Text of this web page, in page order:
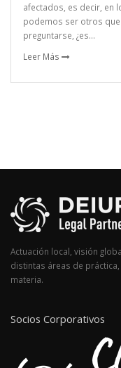
afectados, es decir, en
podemos ser otros
preguntarse, ¿es...
Leer Más
Actuación local, visión
distintas áreas de
materia.
Socios Corporativos